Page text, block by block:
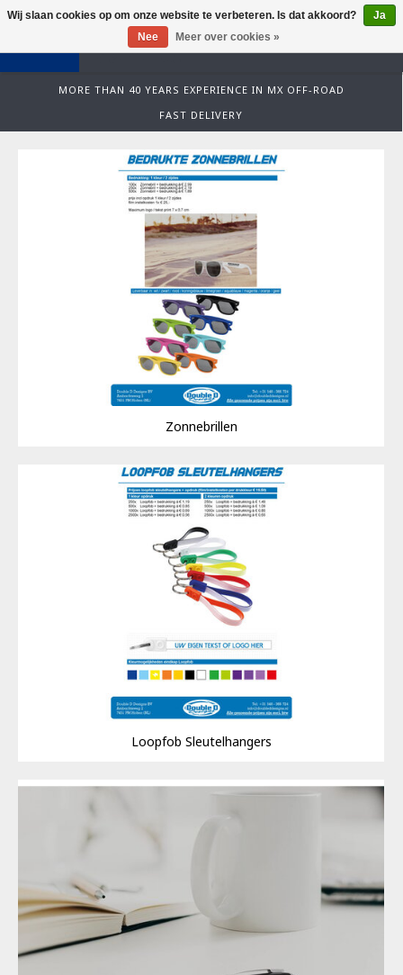
0
MORE THAN 40 YEARS EXPERIENCE IN MX OFF-ROAD
FAST DELIVERY
Zonnebrillen
Loopfob Sleutelhangers
Wij slaan cookies op om onze website te verbeteren. Is dat akkoord?
Ja
Nee
Meer over cookies »